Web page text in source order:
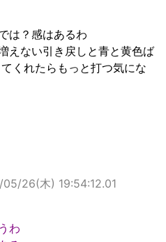
は？感はあるわ
えない引き戻しと青と黄色ば
くれたらもっと打つ気にな
26(木) 19:54:12.01
わ